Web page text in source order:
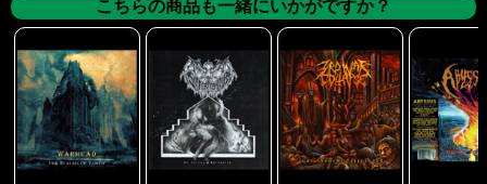
こちらの商品も一緒にいかがですか？